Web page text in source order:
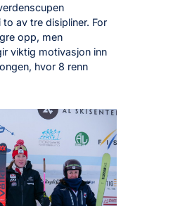
av tre disipliner. For
opp, men
viktig motivasjon inn
hvor 8 renn